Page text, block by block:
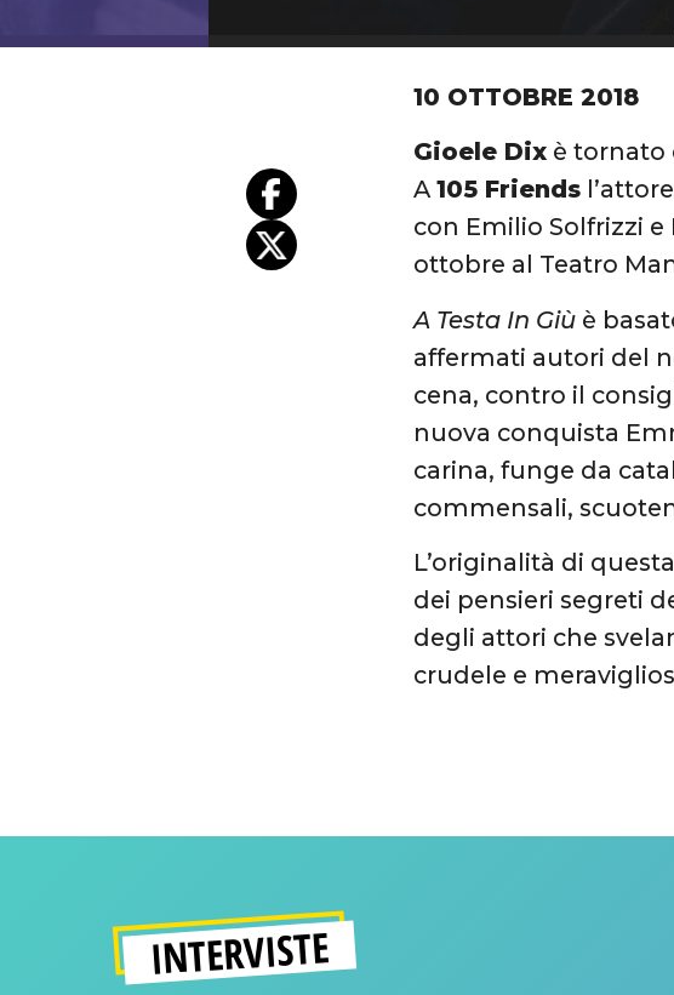
10 OTTOBRE 2018
Gioele Dix è tornato
A105 Friends
con Emilio Solfrizzi
ottobre al Teatro
A Testa In Giù è
affermati autori del
cena, contro il
nuova conquista
carina, funge da
commensali,
L’originalità di
dei pensieri segreti
degli attori che
crudele e
INTERVISTE